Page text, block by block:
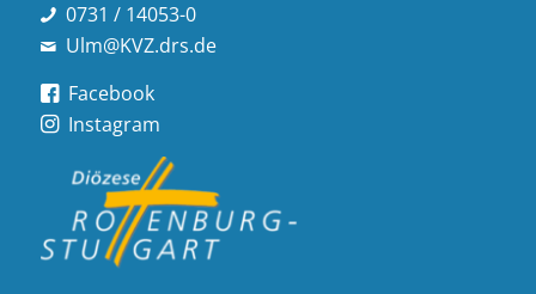
0731 / 14053-0
Ulm@KVZ.drs.de
Facebook
Instagram